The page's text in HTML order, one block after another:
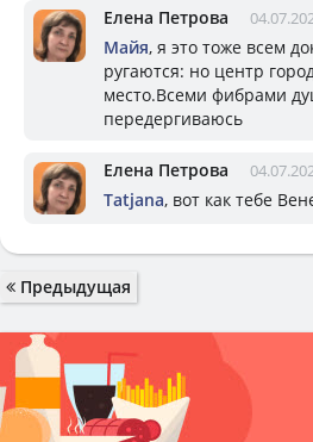
Елена Петрова
Майя, я это тоже всем
ругаются: но центр
место.Всеми фибрами
передергиваюсь
Елена Петрова
Tatjana, вот как тебе
Предыдущая